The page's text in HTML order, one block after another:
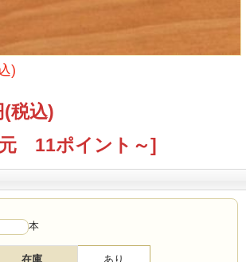
)
(税込)
11ポイント～]
本
在庫 あり